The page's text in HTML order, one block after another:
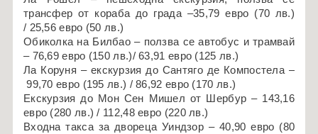
трансфер от кораба до града –35,79 евро (70 лв.)
/ 25,56 евро (50 лв.)
Обиколка на Билбао – ползва се автобус и трамвай
– 76,69 евро (150 лв.)/63,91 евро (125 лв.)
Ла Коруня – екскурзия до Сантяго де Компостела –
99,70 евро (195 лв.) /86,92 евро (170 лв.)
Екскурзия до Мон Сен Мишел от Шербур – 143,16
евро (280 лв.) / 112,48 евро (220 лв.)
Входна такса за двореца Уиндзор – 40,90 евро (80